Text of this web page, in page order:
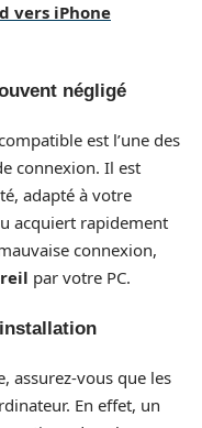
vers iPhone
négligé
est l’une des
connexion. Il est
adapté à votre
acquiert rapidement
connexion,
par votre PC.
assurez-vous que les
En effet, un